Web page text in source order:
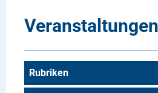
Veranstaltungen
Rubriken